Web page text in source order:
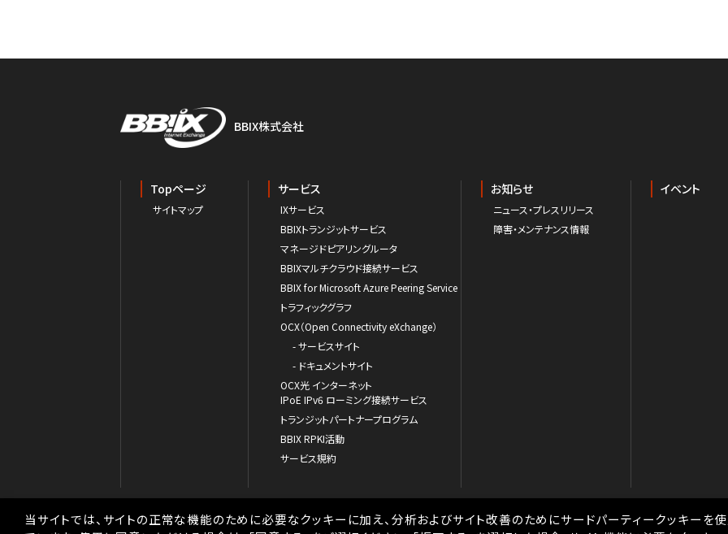
BBIX株式会社
Topページ
サイトマップ
サービス
IXサービス
BBIXトランジットサービス
マネージドピアリングルータ
BBIXマルチクラウド接続サービス
BBIX for Microsoft Azure Peering Service
トラフィックグラフ
OCX（Open Connectivity eXchange）
- サービスサイト
- ドキュメントサイト
OCX光 インターネット
IPoE IPv6 ローミング接続サービス
トランジットパートナープログラム
BBIX RPKI活動
サービス規約
お知らせ
ニュース・プレスリリース
障害・メンテナンス情報
イベント
当サイトでは、サイトの正常な機能のために必要なクッキーに加え、分析およびサイト改善のためにサードパーティークッキーを